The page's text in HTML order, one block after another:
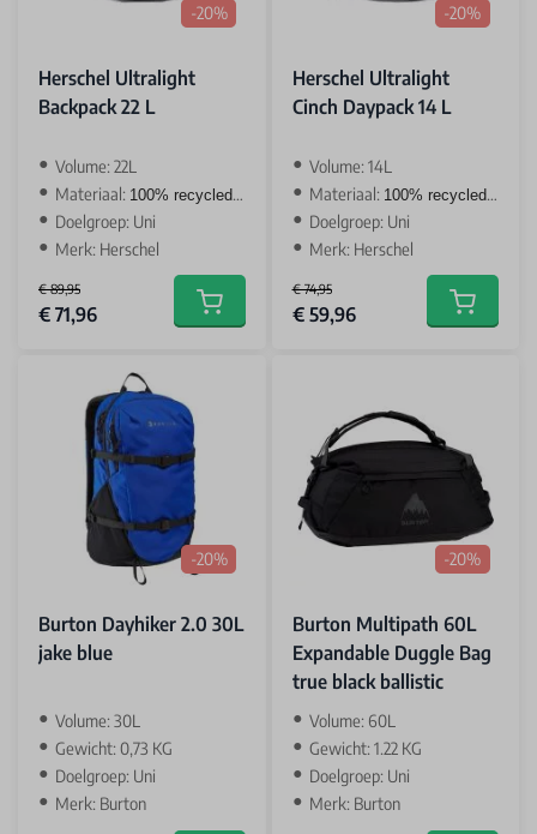
-20%
Herschel Ultralight
Backpack 22 L
Volume: 22L
Materiaal: 100% recycled polyester
Doelgroep: Uni
Merk: Herschel
€ 89,95
Special Price
€ 71,96 Add to cart
-20%
Herschel Ultralight
Cinch Daypack 14 L
Volume: 14L
Materiaal: 100% recycled polyester
Doelgroep: Uni
Merk: Herschel
€ 74,95
Special Price
€ 59,96 Add to
-20%
Burton Dayhiker 2.0 30L
jake blue
Volume: 30L
Gewicht: 0,73 KG
Doelgroep: Uni
Merk: Burton
-20%
Burton Multipath 60L
Expandable Duggle Bag
true black ballistic
Volume: 60L
Gewicht: 1.22 KG
Doelgroep: Uni
Merk: Burton